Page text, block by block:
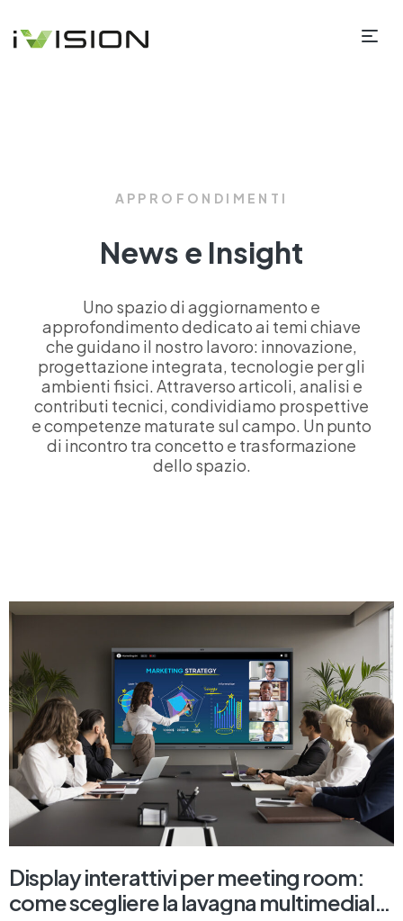
APPROFONDIMENTI
News e Insight
Uno spazio di aggiornamento e
approfondimento dedicato ai temi chiave
che guidano il nostro lavoro: innovazione,
progettazione integrata, tecnologie per gli
ambienti fisici. Attraverso articoli, analisi e
contributi tecnici, condividiamo prospettive
e competenze maturate sul campo. Un punto
di incontro tra concetto e trasformazione
dello spazio.
Display interattivi per meeting room:
come scegliere la lavagna multimediale